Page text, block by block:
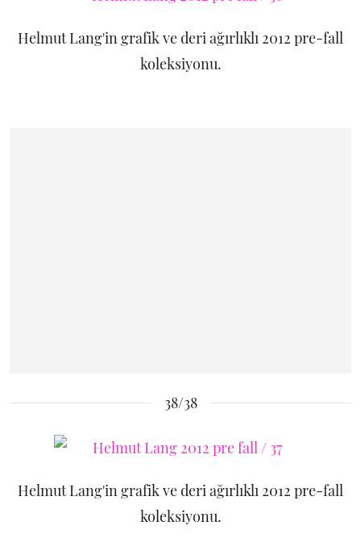
Helmut Lang'in grafik ve deri ağırlıklı 2012 pre-fall
koleksiyonu.
38/38
Helmut Lang'in grafik ve deri ağırlıklı 2012 pre-fall
koleksiyonu.